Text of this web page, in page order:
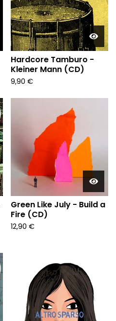
Hardcore Tamburo -
Kleiner Mann (CD)
9,90 €
Green Like July - Build a
Fire (CD)
12,90 €